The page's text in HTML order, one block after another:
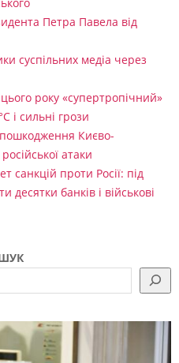
Петра Павела від
суспільних медіа через
року «супертропічний»
і сильні грози
Києво-
атаки
санкцій проти Росії: під
банків і військові